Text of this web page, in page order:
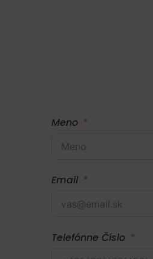
Meno
Email
Telefónne Číslo